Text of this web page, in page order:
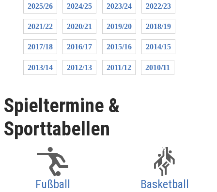
2025/26 2024/25 2023/24 2022/23
2021/22 2020/21 2019/20 2018/19
2017/18 2016/17 2015/16 2014/15
2013/14 2012/13 2011/12 2010/11
Spieltermine &
Sporttabellen
Fußball Basketball